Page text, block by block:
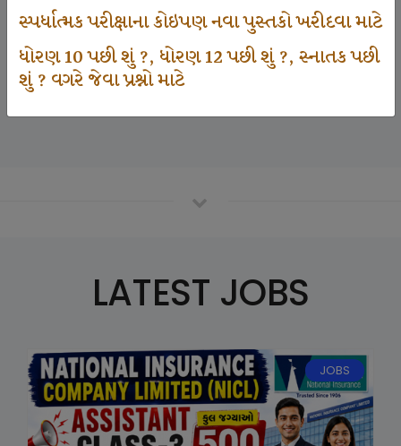
સ્પર્ધાત્મક પરીક્ષાના કોઇપણ નવા પુસ્તકો ખરીદવા માટે
ધોરણ 10 પછી શું ?, ધોરણ 12 પછી શું ?, સ્નાતક પછી
શું ? વગરે જેવા પ્રશ્નો માટે
125000
LATEST JOBS
JOBS